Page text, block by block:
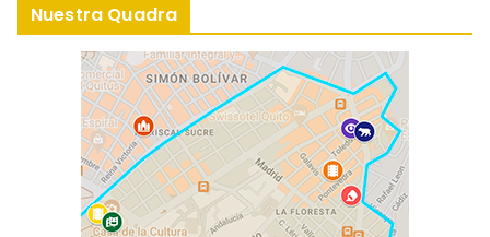
Nuestra Quadra